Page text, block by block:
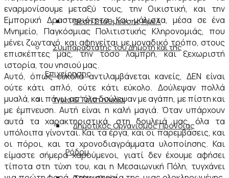
Θέση Στάθμευσης ΑμεΑ
Συμπαραστάτης του Δημότη και της
Επιχείρησης
Υγεία & Τρίτη ηλικία
Δημοτικός Οργανισμός Πρόνοιας
Ρόδου
εναρμονίσουμε μεταξύ τους, την Οικιστική, και την
Εμπορική Δραστηριότητα. Και μάλιστα, μέσα σε ένα
Μνημείο, Παγκόσμιας Πολιτιστικής Κληρονομιάς, που
μένει ζωντανό, και αφηγείται με μοναδικό τρόπο, στους
επισκέπτες μας, την τόσο λαμπρή, και ξεχωριστή
ιστορία, του νησιού μας.
Αυτό, όπως εύκολα αντιλαμβάνεται κανείς, ΔΕΝ είναι
ούτε κάτι απλό, ούτε κάτι εύκολο. Δούλεψαν πολλά
μυαλά, και πάνω απ’ όλα δούλεψαν με αγάπη, με πίστη και
με έμπνευση. Αυτή είναι η καλή μαγιά. Όταν υπάρχουν
αυτά τα χαρακτηριστικά, στη δουλειά μας, όλα τα
υπόλοιπα γίνονται. Και τα έργα, και οι παρεμβάσεις, και
οι πόροι, και τα χρονοδιαγράμματα υλοποίησης. Και
είμαστε σήμερα χαρούμενοι, γιατί δεν έχουμε αφήσει
τίποτα στη τύχη του, και η Μεσαιωνική Πόλη, τυγχάνει